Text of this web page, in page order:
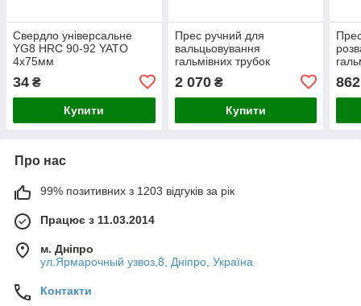
Свердло універсальне
YG8 HRC 90-92 YATO
4х75мм
34 ₴
Купити
Прес ручний для
вальцьовування
гальмівних трубок
передм.
2 070₴
Купити
862
Про нас
99% позитивних з 1203 відгуків за рік
Працює з 11.03.2014
м. Дніпро
ул.Ярмарочный узвоз,8, Дніпро, Україна
Контакти